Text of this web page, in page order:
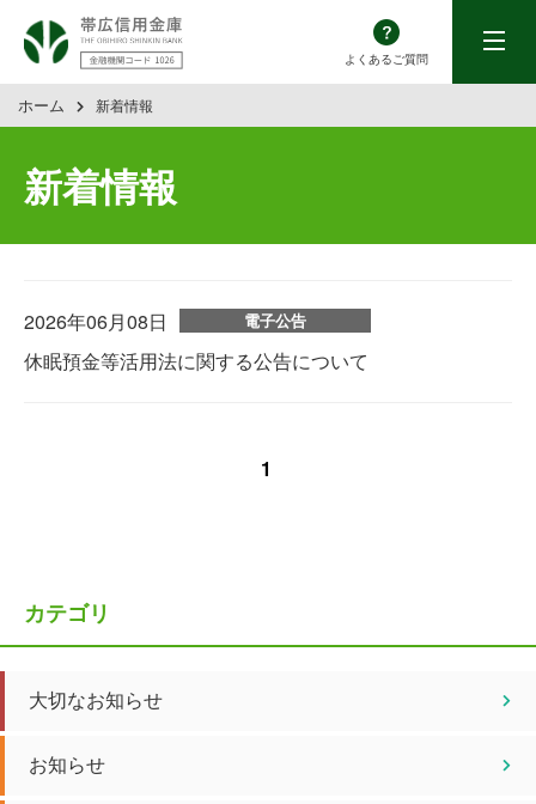
menu
帯広信用金庫
よくあるご質問
ホーム 新着情報
新着情報
2026年06月08日 電子公告
休眠預金等活用法に関する公告について
1
カテゴリ
大切なお知らせ
お知らせ